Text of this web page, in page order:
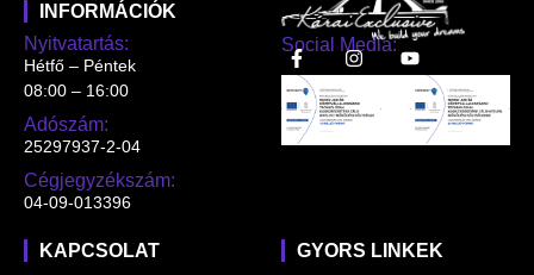
Social Media:
INFORMÁCIÓK
Nyitvatartás:
Hétfő – Péntek
08:00 – 16:00
Adószám:
25297937-2-04
Cégjegyzékszám:
04-09-013396
GYORS LINKEK
KAPCSOLAT